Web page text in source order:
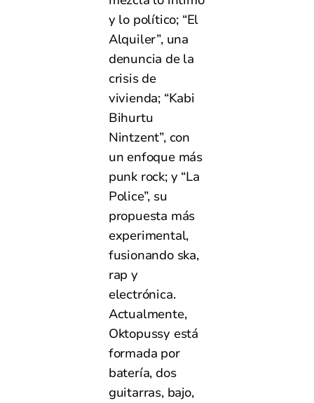
y lo político; “El
Alquiler”, una
denuncia de la
crisis de
vivienda; “Kabi
Bihurtu
Nintzent”, con
un enfoque más
punk rock; y “La
Police”, su
propuesta más
experimental,
fusionando ska,
rap y
electrónica.
Actualmente,
Oktopussy está
formada por
batería, dos
guitarras, bajo,